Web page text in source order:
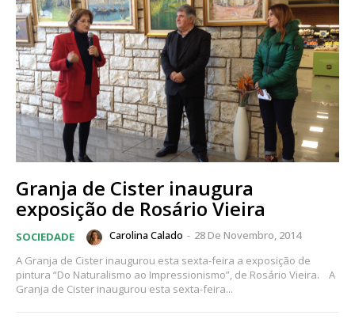
Granja de Cister inaugura
exposição de Rosário Vieira
SOCIEDADE Carolina Calado - 28 De Novembro, 2014
A Granja de Cister inaugurou esta sexta-feira a exposição de
pintura “Do Naturalismo ao Impressionismo”, de Rosário Vieira. A
Granja de Cister inaugurou esta sexta-feira...